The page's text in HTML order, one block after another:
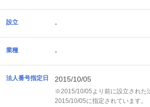
設立 -
業種 -
法人番号指定日 2015/10/05
※2015/10/05より前に設立された
2015/10/05に指定されています。